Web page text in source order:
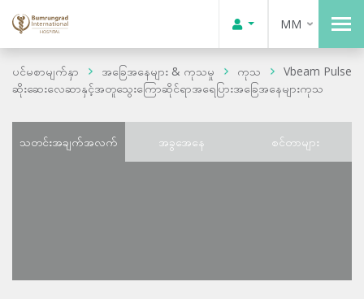
MM
ပင်မစာမျက်နှာ အခြေအနေများ & ကုသမှု ကုသ
Vbeam Pulse
ဆိုးဆေးလေဆာနှင့်အတူသွေးကြောဆိုင်ရာအရေပြားအခြေအနေများကုသ
သတင်းအချက်အလက် အခွအေနေ စင်တာများ